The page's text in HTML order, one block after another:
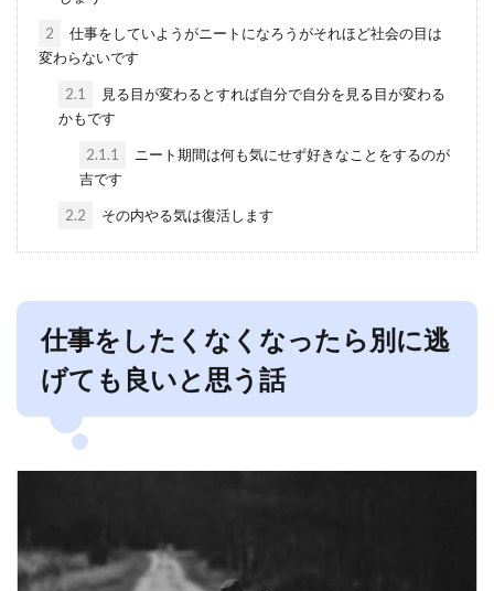
2
仕事をしていようがニートになろうがそれほど社会の目は
変わらないです
2.1
見る目が変わるとすれば自分で自分を見る目が変わる
かもです
2.1.1
ニート期間は何も気にせず好きなことをするのが
吉です
2.2 その内やる気は復活します
仕事をしたくなくなったら別に逃
げても良いと思う話